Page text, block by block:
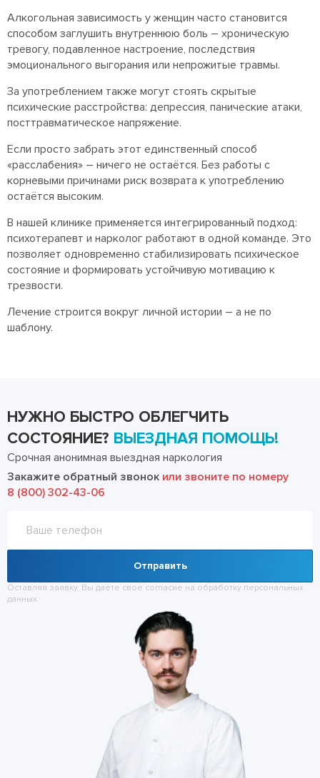
Алкогольная зависимость у женщин часто становится
способом заглушить внутреннюю боль – хроническую
тревогу, подавленное настроение, последствия
эмоционального выгорания или непрожитые травмы.
За употреблением также могут стоять скрытые
психические расстройства: депрессия, панические атаки,
посттравматическое напряжение.
Если просто забрать этот единственный способ
«расслабения» – ничего не остаётся. Без работы с
корневыми причинами риск возврата к употреблению
остаётся высоким.
В нашей клинике применяется интегрированный подход:
психотерапевт и нарколог работают в одной команде. Это
позволяет одновременно стабилизировать психическое
состояние и формировать устойчивую мотивацию к
трезвости.
Лечение строится вокруг личной истории – а не по
шаблону.
НУЖНО БЫСТРО ОБЛЕГЧИТЬ
СОСТОЯНИЕ? ВЫЕЗДНАЯ ПОМОЩЬ!
Срочная анонимная выездная наркология
Закажите обратный звонок или звоните по номеру
8 (800) 302-43-06
Отправить
Оставляя заявку, Вы даёте своё согласие на обработку персональных
данных